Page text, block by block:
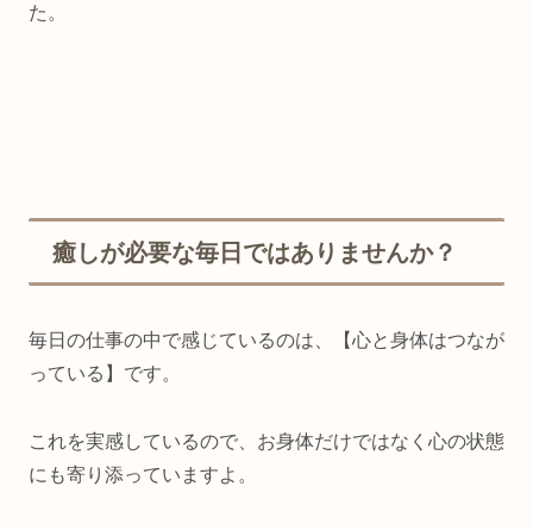
た。
癒しが必要な毎日ではありませんか？
毎日の仕事の中で感じているのは、【心と身体はつなが
っている】です。
これを実感しているので、お身体だけではなく心の状態
にも寄り添っていますよ。